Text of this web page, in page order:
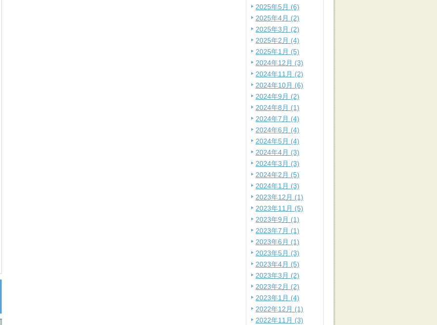
2025年5月 (6)
2025年4月 (2)
2025年3月 (2)
2025年2月 (4)
2025年1月 (5)
2024年12月 (3)
2024年11月 (2)
2024年10月 (6)
2024年9月 (2)
2024年8月 (1)
2024年7月 (4)
2024年6月 (4)
2024年5月 (4)
2024年4月 (3)
2024年3月 (3)
2024年2月 (5)
2024年1月 (3)
2023年12月 (1)
2023年11月 (5)
2023年9月 (1)
2023年7月 (1)
2023年6月 (1)
2023年5月 (3)
2023年4月 (5)
2023年3月 (2)
2023年2月 (2)
2023年1月 (4)
2022年12月 (1)
2022年11月 (3)